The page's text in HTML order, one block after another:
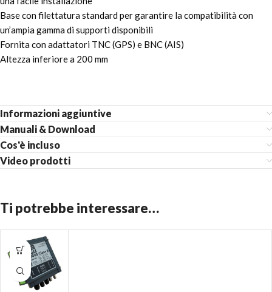
Base con filettatura standard per garantire la compatibilità con
un’ampia gamma di supporti disponibili
Fornita con adattatori TNC (GPS) e BNC (AIS)
Altezza inferiore a 200 mm
Informazioni aggiuntive
Manuali & Download
Cos'è incluso
Video prodotti
Ti potrebbe interessare…